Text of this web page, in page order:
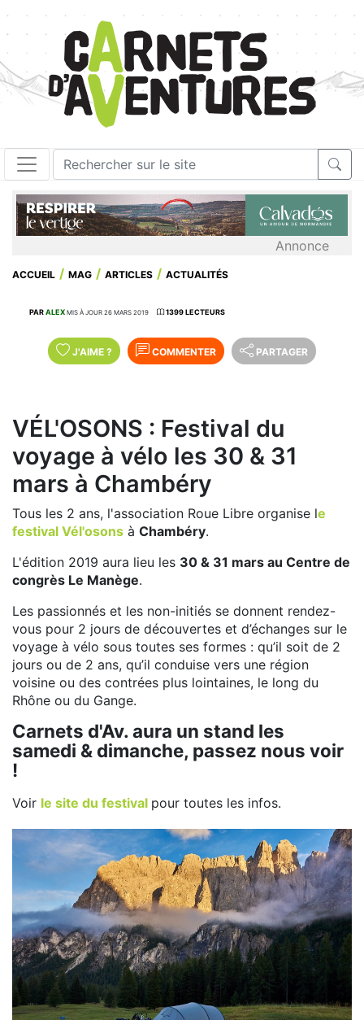
Annonce
ACCUEIL MAG ARTICLES ACTUALITÉS
PARALEX MIS À JOUR 26 MARS 2019 1399 LECTEURS
J'AIME ? COMMENTER PARTAGER
VÉL'OSONS : Festival du
voyage à vélo les 30 & 31
mars à Chambéry
Tous les 2 ans, l'association Roue Libre organise le
festival Vél'osons à Chambéry.
L'édition 2019 aura lieu les 30 & 31 mars au Centre de
congrès Le Manège.
Les passionnés et les non-initiés se donnent rendez-
vous pour 2 jours de découvertes et d’échanges sur le
voyage à vélo sous toutes ses formes : qu’il soit de 2
jours ou de 2 ans, qu’il conduise vers une région
voisine ou des contrées plus lointaines, le long du
Rhône ou du Gange.
Carnets d'Av. aura un stand les
samedi & dimanche, passez nous voir
!
Voir le site du festival pour toutes les infos.